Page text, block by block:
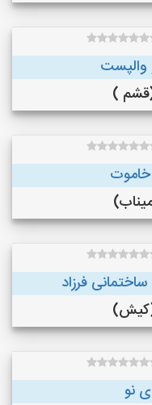
والپست
فرزاد
نو